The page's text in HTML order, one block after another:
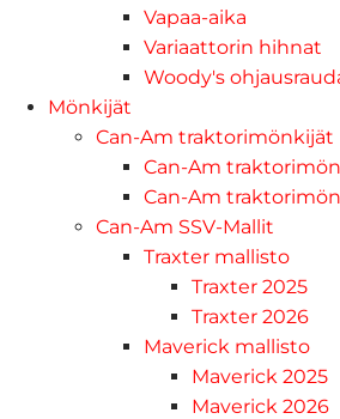
Vapaa-aika
Variaattorin hihnat
Woody's
Mönkijät
Can-Am traktorimönkijät
Can-Am
Can-Am
Can-Am SSV-Mallit
Traxter mallisto
Traxter 2025
Traxter 2026
Maverick mallisto
Maverick 2025
Maverick 2026